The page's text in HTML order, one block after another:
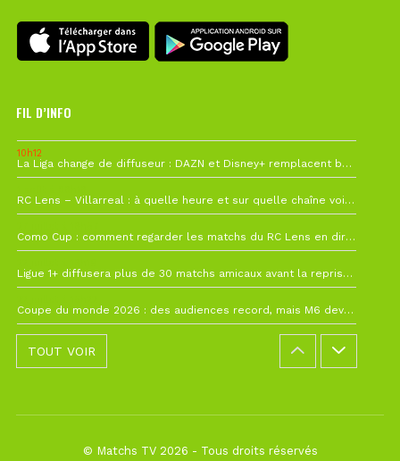
FIL D’INFO
10h12
La Liga change de diffuseur : DAZN et Disney+ remplacent beIN Sports !
RC Lens – Villarreal : à quelle heure et sur quelle chaîne voir la finale de la Como Cup ?
Como Cup : comment regarder les matchs du RC Lens en direct ?
Ligue 1+ diffusera plus de 30 matchs amicaux avant la reprise de la Ligue 1
Coupe du monde 2026 : des audiences record, mais M6 devrait perdre très gros !
TOUT VOIR
© Matchs TV 2026 - Tous droits réservés